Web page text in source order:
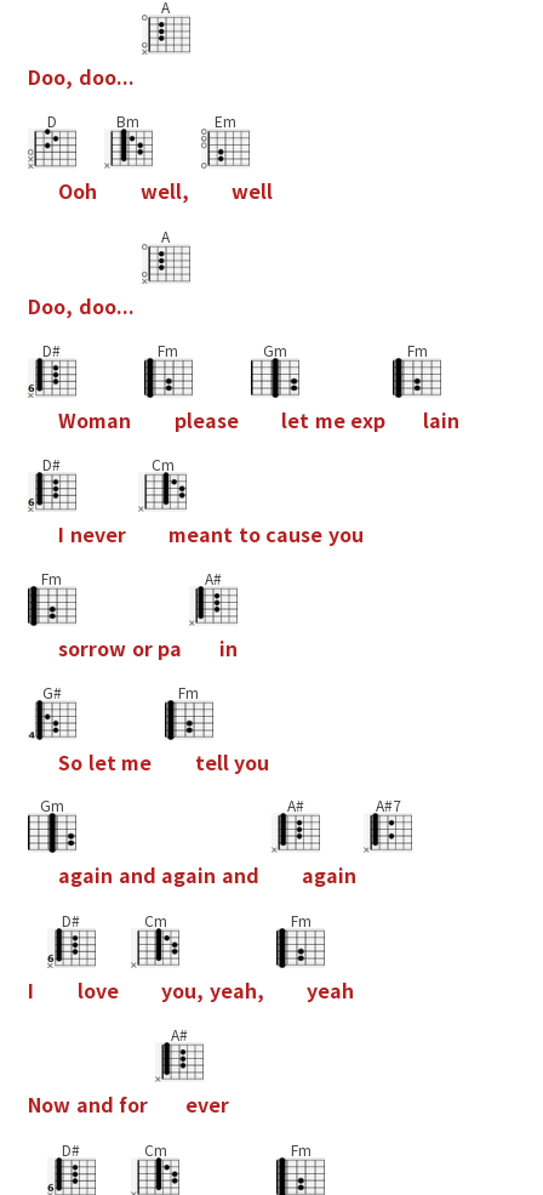
Doo, doo...
A
D
Ooh
Bm
well,
Em
well
Doo, doo...
A
D#
Woman
Fm
please
Gm
let me exp
Fm
lain
D#
I never
Cm
meant to cause you
Fm
sorrow or pa
A#
in
G#
So let me
Fm
tellyou
Gm
again and again and
A#
again
A#7
I
D#
love
Cm
you, yeah,
Fm
yeah
Now and for
A#
ever
D# Cm Fm